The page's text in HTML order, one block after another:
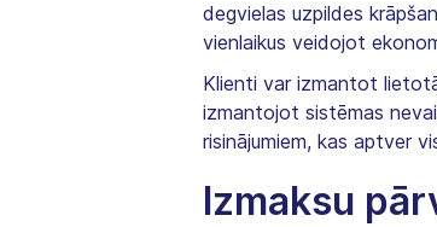
degvielas uzpildes
vienlaikus veidojot
Klienti var izmantot
izmantojot sistēmas
risinājumiem, kas aptver
Izmaksu